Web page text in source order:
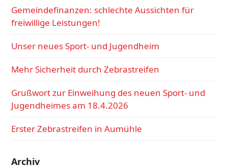
Gemeindefinanzen: schlechte Aussichten für
freiwillige Leistungen!
Unser neues Sport- und Jugendheim
Mehr Sicherheit durch Zebrastreifen
Grußwort zur Einweihung des neuen Sport- und
Jugendheimes am 18.4.2026
Erster Zebrastreifen in Aumühle
Archiv